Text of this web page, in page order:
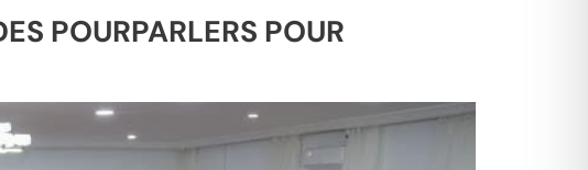
POURPARLERS POUR